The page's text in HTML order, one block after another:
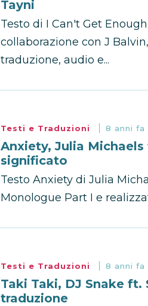
Tayni
Testo di I Can't Get
collaborazione con J
traduzione, audio e...
Testi e Traduzioni 8 anni fa
Anxiety, Julia
significato
Testo Anxiety di Julia
Monologue Part I e
Testi e Traduzioni 8 anni fa
Taki Taki, DJ Snake ft.
traduzione